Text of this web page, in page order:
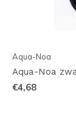
Aqua-Noa
Aqua-Noa
€4,68